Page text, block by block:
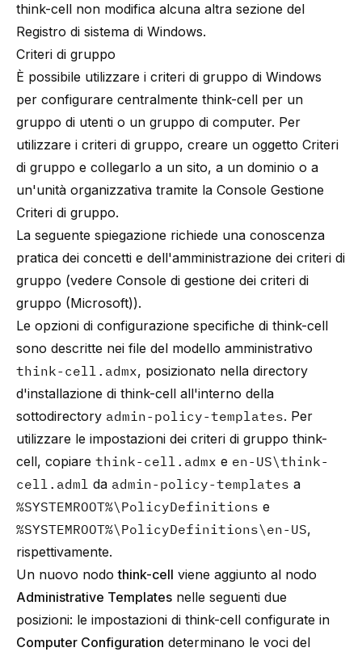
think-cell non modifica alcuna altra sezione del
Registro di sistema di Windows.
Criteri di gruppo
È possibile utilizzare i criteri di gruppo di Windows
per configurare centralmente think-cell per un
gruppo di utenti o un gruppo di computer. Per
utilizzare i criteri di gruppo, creare un oggetto Criteri
di gruppo e collegarlo a un sito, a un dominio o a
un'unità organizzativa tramite la Console Gestione
Criteri di gruppo.
La seguente spiegazione richiede una conoscenza
pratica dei concetti e dell'amministrazione dei criteri di
gruppo (vedere Console di gestione dei criteri di
gruppo (Microsoft)).
Le opzioni di configurazione specifiche di think-cell
sono descritte nei file del modello amministrativo
think-cell.admx, posizionato nella directory
d'installazione di think-cell all'interno della
sottodirectory admin-policy-templates. Per
utilizzare le impostazioni dei criteri di gruppo think-
cell, copiare think-cell.admx e en-US\think-
cell.adml da admin-policy-templates a
%SYSTEMROOT%\PolicyDefinitions e
%SYSTEMROOT%\PolicyDefinitions\en-US,
rispettivamente.
Un nuovo nodothink-cell viene aggiunto al nodo
Administrative Templates nelle seguenti due
posizioni: le impostazioni di think-cell configurate in
Computer Configuration determinano le voci del